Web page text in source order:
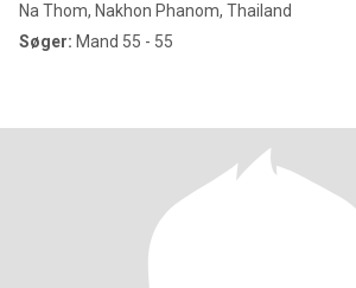
Na Thom, Nakhon Phanom, Thailand
Søger: Mand 55 - 55